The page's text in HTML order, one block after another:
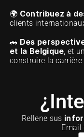
🌍 Contribuez à
clients
🚗 Des
et la Belgique, et
construire la
Rellene sus
Email